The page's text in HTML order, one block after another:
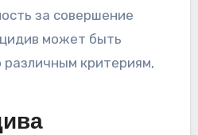
за совершение
может быть
различным критериям,